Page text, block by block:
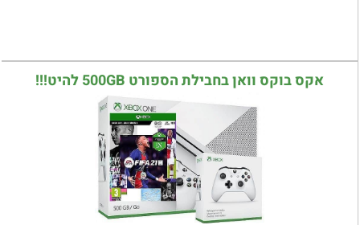
אקס בוקס וואן בחבילת הספורט 500GB להיט!!!